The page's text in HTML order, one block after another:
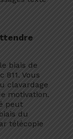
biais de
811. Vous
clavardage
motivation.
peut
du
télécopie